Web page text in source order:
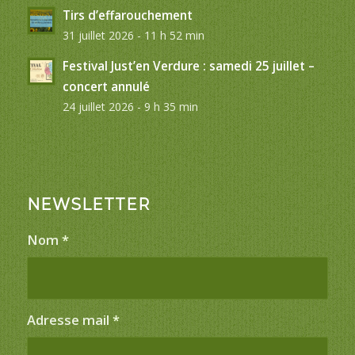
Tirs d’effarouchement
31 juillet 2026 - 11 h 52 min
Festival Just’en Verdure : samedi 25 juillet –
concert annulé
24 juillet 2026 - 9 h 35 min
NEWSLETTER
Nom *
Adresse mail *